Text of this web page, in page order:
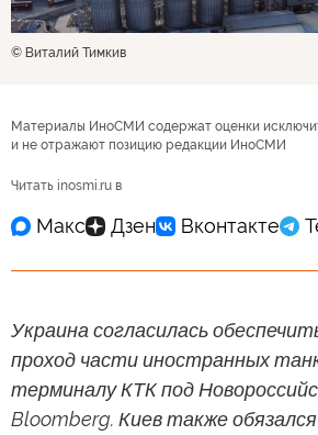
© Виталий Тимкив
Материалы ИноСМИ содержат оценки
и не отражают позицию редакции ИноСМИ
Читать inosmi.ru в
Украина согласилась
проход части иностранных
терминалу КТК под
Bloomberg. Киев также